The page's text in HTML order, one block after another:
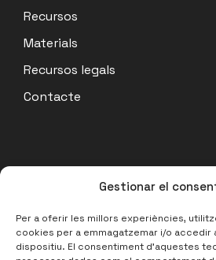
Gestionar el
Per a oferir les millors experiències,
cookies per a emmagatzemar i/o accedir
dispositiu. El consentiment d'aquestes
Recursos
Materials
Recursos legals
Contacte
Actualitat
Acta Assemblea
14 julio, 2026